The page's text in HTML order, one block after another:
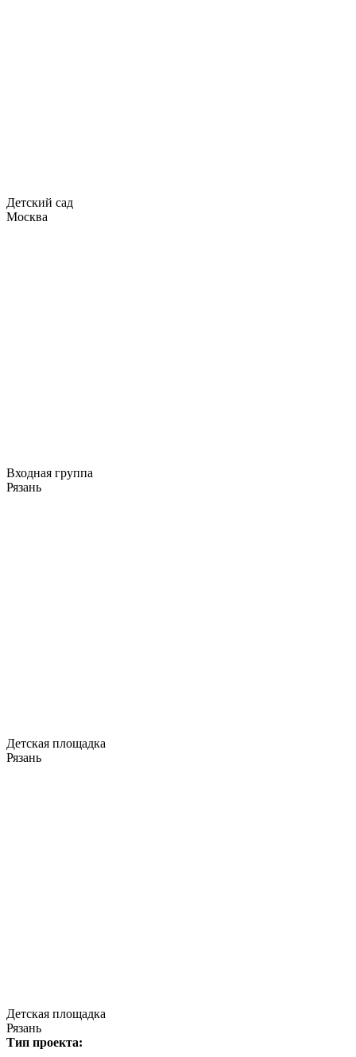
Детский сад
Москва
Входная группа
Рязань
Детская площадка
Рязань
Детская площадка
Рязань
Тип проекта: